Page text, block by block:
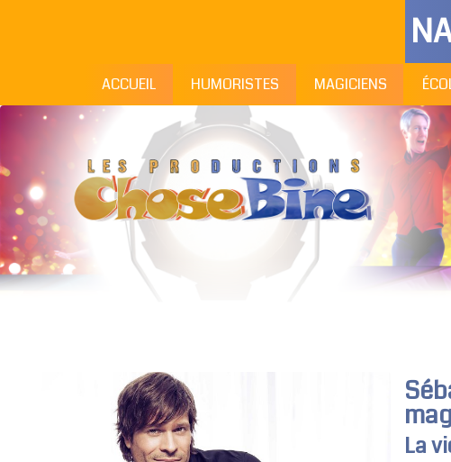
ACCUEIL HUMORISTES MAGICIENS
La